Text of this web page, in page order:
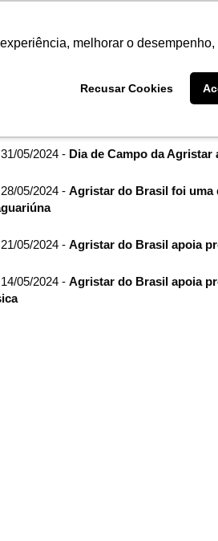
melhorar o
Recusar Cookies
31/05/2024 - Dia de Campo da
28/05/2024 - Agristar do Brasil foi uma
21/05/2024 - Agristar do Brasil apoia
14/05/2024 - Agristar do Brasil apoia